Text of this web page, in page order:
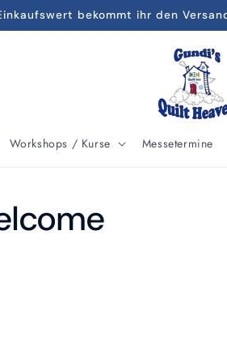
bekommt ihr den
Workshops / Kurse Messetermine